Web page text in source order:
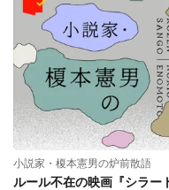
小説家・榎本憲男の炉前散語
ルール不在の映画『シラー